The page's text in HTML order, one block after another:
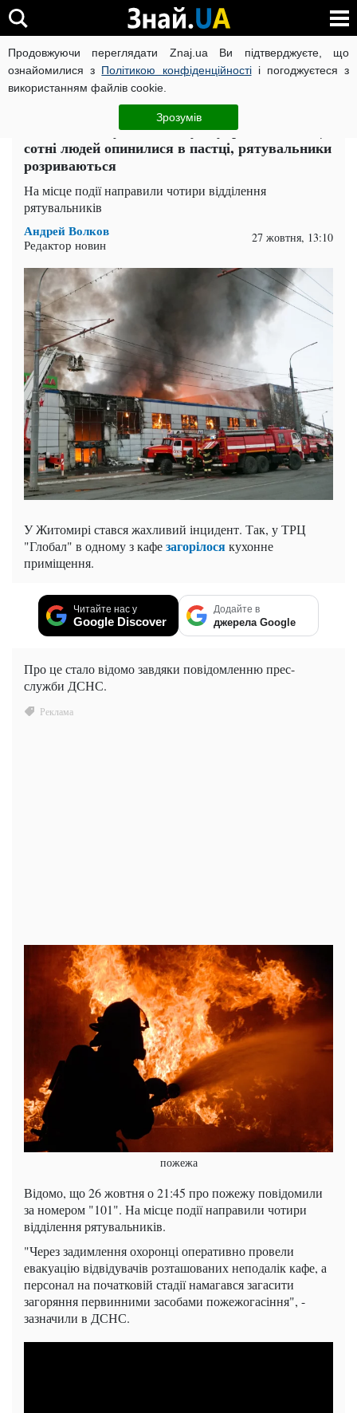
Продовжуючи переглядати Znaj.ua Ви підтверджуєте, що
ознайомилися з Політикою конфіденційностіі погоджуєтеся з
використанням файлів cookie.
Зрозумів
ВІЙНА РОСІЇ ПРОТИ УКРАЇНИ КОРОНАВІРУС В УКРАЇНІ
ЧИТАТЬ НА РУССКОМ
Пекельне полум'я поглинуло український ТЦ:
сотні людей опинилися в пастці, рятувальники
розриваються
На місце події направили чотири відділення
рятувальників
Андрей Волков
Редактор новин 27 жовтня, 13:10
У Житомирі стався жахливий інцидент. Так, у ТРЦ
"Глобал" в одному з кафезагорілосякухонне
приміщення.
Читайте нас у
Google Discover
Додайте в
джерела Google
Про це стало відомо завдяки повідомленню прес-
служби ДСНС.
пожежа
Відомо, що 26 жовтня о 21:45 про пожежу повідомили
за номером "101". На місце події направили чотири
відділення рятувальників.
"Через задимлення охоронці оперативно провели
евакуацію відвідувачів розташованих неподалік кафе, а
персонал на початковій стадії намагався загасити
загоряння первинними засобами пожежогасіння", -
зазначили в ДСНС.